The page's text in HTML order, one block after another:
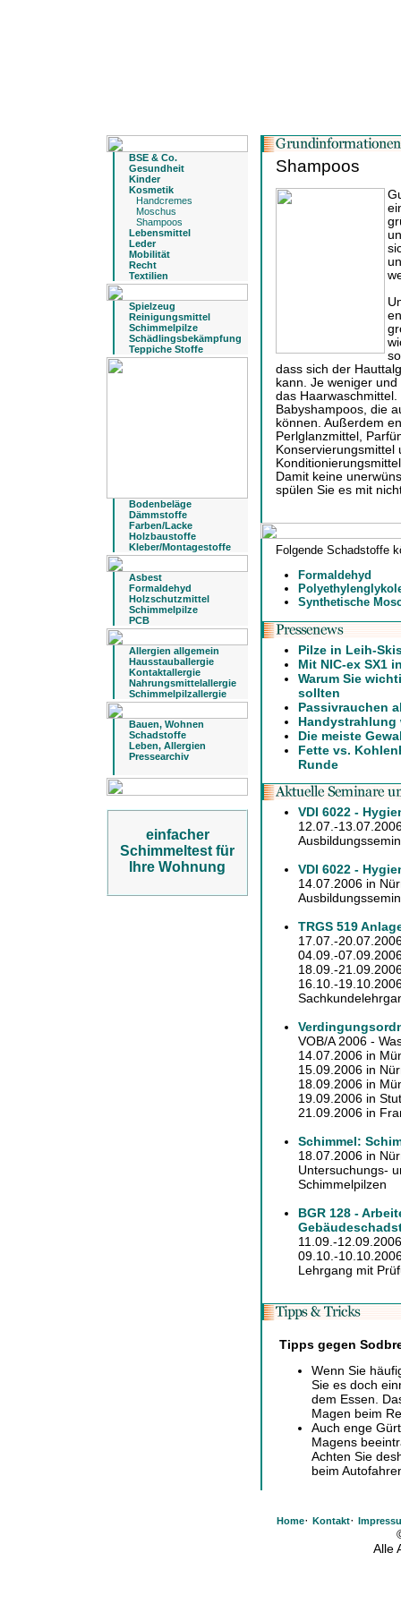
BSE & Co.
Gesundheit
Kinder
Kosmetik
Handcremes
Moschus
Shampoos
Lebensmittel
Leder
Mobilität
Recht
Textilien
Spielzeug
Reinigungsmittel
Schimmelpilze
Schädlingsbekämpfung
Teppiche Stoffe
Bodenbeläge
Dämmstoffe
Farben/Lacke
Holzbaustoffe
Kleber/Montagestoffe
Asbest
Formaldehyd
Holzschutzmittel
Schimmelpilze
PCB
Allergien allgemein
Hausstauballergie
Kontaktallergie
Nahrungsmittelallergie
Schimmelpilzallergie
Bauen, Wohnen
Schadstoffe
Leben, Allergien
Pressearchiv
einfacher
Schimmeltest für
Ihre Wohnung
Shampoos
dass sich der
kann. Je weniger
das
Babyshampoos, die
können. Außerdem
Perlglanzmittel,
Konservierungsmittel
Damit keine
spülen Sie es mit
Folgende Schadstoffe
Formaldehyd
Synthetische
Pilze in Leih-
Mit NIC-ex SX1
Warum Sie
sollten
Passivrauchen
Handystrahlung
Die meiste
Fette vs.
Runde
VDI 6022 -
12.07.-
VDI 6022 -
14.07.2006 in
TRGS 519
17.07.-
04.09.-
18.09.-
16.10.-
VOB/A 2006 -
14.07.2006 in
15.09.2006 in
18.09.2006 in
19.09.2006 in
21.09.2006 in
Schimmel:
18.07.2006 in
Untersuchungs-
Schimmelpilzen
BGR 128 -
11.09.-
09.10.-
Lehrgang mit
Tipps gegen
Wenn Sie
Sie es doch
dem Essen.
Magen beim
Auch enge
Magens
Achten Sie
beim
Home· Kontakt·
Alle